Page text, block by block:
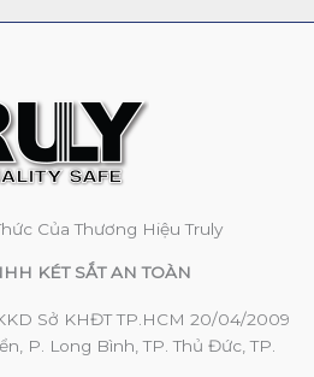
Của Thương Hiệu Truly
KÉT SẮT AN TOÀN
Sở KHĐT TP.HCM 20/04/2009
P. Long Bình, TP. Thủ Đức, TP.